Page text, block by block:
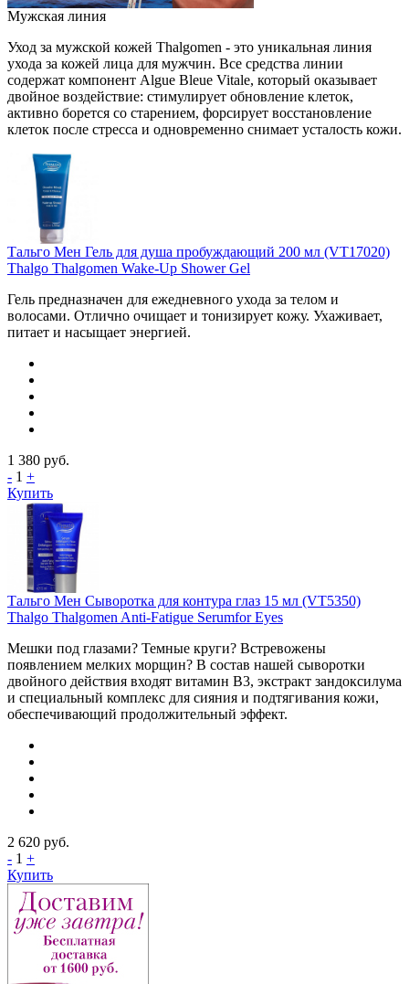
Мужская линия
Уход за мужской кожей Thalgomen - это уникальная линия
ухода за кожей лица для мужчин. Все средства линии
содержат компонент Algue Bleue Vitale, который оказывает
двойное воздействие: стимулирует обновление клеток,
активно борется со старением, форсирует восстановление
клеток после стресса и одновременно снимает усталость кожи.
Тальго Мен Гель для душа пробуждающий 200 мл (VT17020)
Thalgo Thalgomen Wake-Up Shower Gel
Гель предназначен для ежедневного ухода за телом и
волосами. Отлично очищает и тонизирует кожу. Ухаживает,
питает и насыщает энергией.
1 380 руб.
- 1 +
Купить
Тальго Мен Сыворотка для контура глаз 15 мл (VT5350)
Thalgo Thalgomen Anti-Fatigue Serumfor Eyes
Мешки под глазами? Темные круги? Встревожены
появлением мелких морщин? В состав нашей сыворотки
двойного действия входят витамин В3, экстракт зандоксилума
и специальный комплекс для сияния и подтягивания кожи,
обеспечивающий продолжительный эффект.
2 620 руб.
- 1 +
Купить